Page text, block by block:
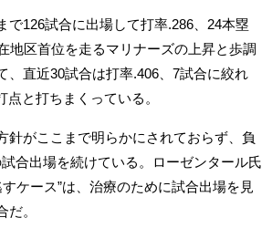
126試合に出場して打率.286、24本塁
地区首位を走るマリナーズの上昇と歩調
、直近30試合は打率.406、7試合に絞れ
点と打ちまくっている。
がここまで明らかにされておらず、負
合出場を続けている。ローゼンタール氏
ケース”は、治療のために試合出場を見
。